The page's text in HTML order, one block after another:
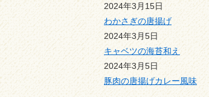
2024年3月15日
わかさぎの唐揚げ
2024年3月5日
キャベツの海苔和え
2024年3月5日
豚肉の唐揚げカレー風味